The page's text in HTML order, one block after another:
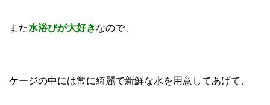
また水浴びが大好きなので、
ケージの中には常に綺麗で新鮮な水を用意してあげて、